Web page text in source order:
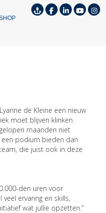
de Kleine een nieuw
moet blijven klinken.
maanden niet
podium bieden dan
die juist ook in deze
den uren voor
ervaring en skills,
wat jullie opzetten.”